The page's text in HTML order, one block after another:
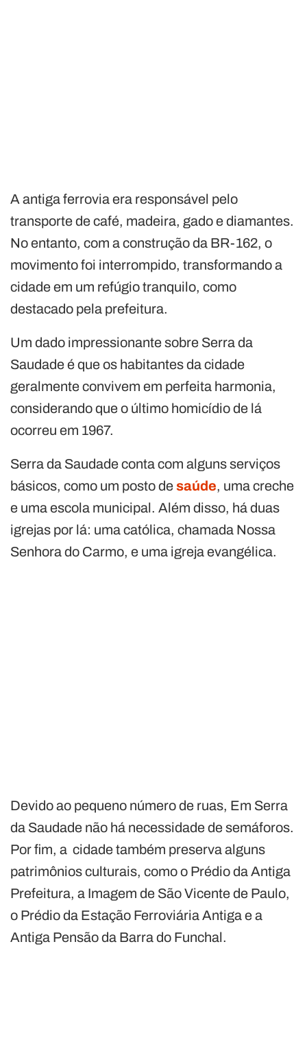
A antiga ferrovia era responsável pelo
transporte de café, madeira, gado e diamantes.
No entanto, com a construção da BR-162, o
movimento foi interrompido, transformando a
cidade em um refúgio tranquilo, como
destacado pela prefeitura.
Um dado impressionante sobre Serra da
Saudade é que os habitantes da cidade
geralmente convivem em perfeita harmonia,
considerando que o último homicídio de lá
ocorreu em 1967.
Serra da Saudade conta com alguns serviços
básicos, como um posto desaúde, uma creche
e uma escola municipal. Além disso, há duas
igrejas por lá: uma católica, chamada Nossa
Senhora do Carmo, e uma igreja evangélica.
Devido ao pequeno número de ruas, Em Serra
da Saudade não há necessidade de semáforos.
Por fim, a cidade também preserva alguns
patrimônios culturais, como o Prédio da Antiga
Prefeitura, a Imagem de São Vicente de Paulo,
o Prédio da Estação Ferroviária Antiga e a
Antiga Pensão da Barra do Funchal.